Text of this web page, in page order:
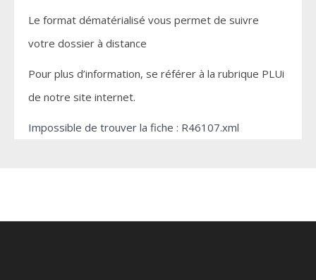
Le format dématérialisé vous permet de suivre
votre dossier à distance
Pour plus d’information, se référer à la rubrique PLUi
de notre site internet.
Impossible de trouver la fiche : R46107.xml